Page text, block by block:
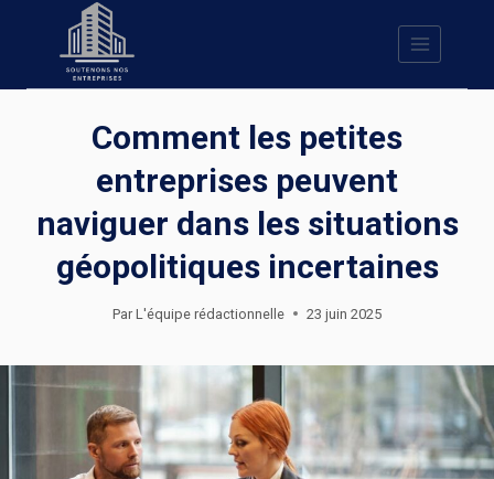
Comment les petites
entreprises peuvent
naviguer dans les situations
géopolitiques incertaines
Par L'équipe rédactionnelle 23 juin 2025